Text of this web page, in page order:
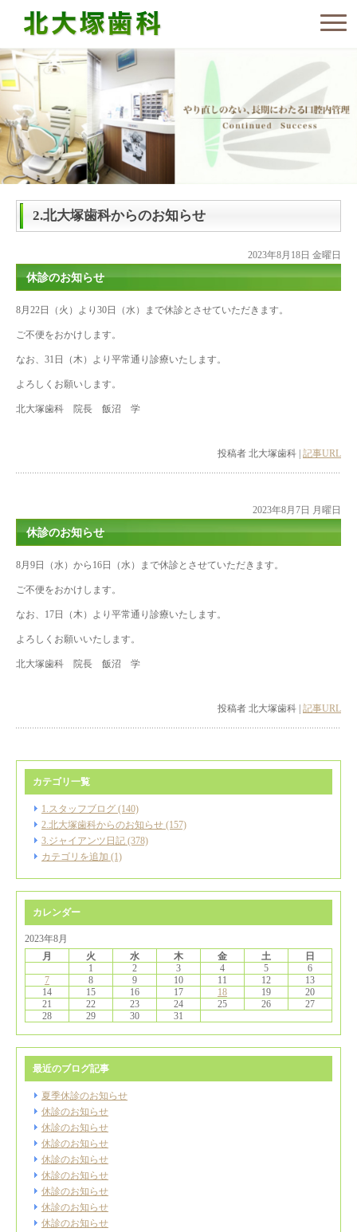
2.北大塚歯科からのお知らせ
2023年8月18日 金曜日
休診のお知らせ
8月22日（火）より30日（水）まで休診とさせていただきます。
ご不便をおかけします。
なお、31日（木）より平常通り診療いたします。
よろしくお願いします。
北大塚歯科 院長 飯沼 学
投稿者 北大塚歯科 | 記事URL
2023年8月7日 月曜日
休診のお知らせ
8月9日（水）から16日（水）まで休診とさせていただきます。
ご不便をおかけします。
なお、17日（木）より平常通り診療いたします。
よろしくお願いいたします。
北大塚歯科 院長 飯沼 学
投稿者 北大塚歯科 | 記事URL
カテゴリ一覧
1.スタッフブログ (140)
2.北大塚歯科からのお知らせ (157)
3.ジャイアンツ日記 (378)
カテゴリを追加 (1)
カレンダー
2023年8月
月
火 水 木 金 土
日
1
2 3 4 5
6
7
8 9 10 11 12
13
14
15 16 17 18 19
20
21
22 23 24 25 26
27
28
29 30 31
最近のブログ記事
夏季休診のお知らせ
休診のお知らせ
休診のお知らせ
休診のお知らせ
休診のお知らせ
休診のお知らせ
休診のお知らせ
休診のお知らせ
休診のお知らせ